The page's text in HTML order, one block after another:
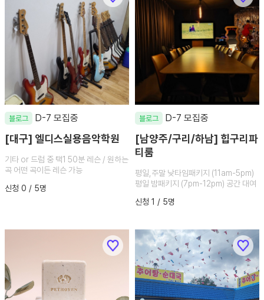
블로그 D-7 모집중
[대구] 엘디스실용음악학원
기타 or 드럼 중 택1 50분 레슨 / 원하는
곡 어떤 곡이든 레슨 가능
신청 0 / 5명
블로그 D-7 모집중
[남양주/구리/하남] 힙구리파
티룸
평일,주말 낮타임패키지 (11am-5pm)
평일 밤패키지 (7pm-12pm) 공간 대여
신청 1 / 5명